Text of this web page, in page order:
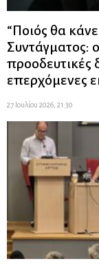
“Ποιός θα
Συντάγματος:
προοδευτικές
επερχόμενες
27 Ιουλίου 2026, 21:30